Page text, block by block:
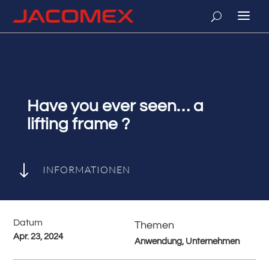
Have you ever seen… a
lifting frame ?
" INFORMATIONEN
Datum
Apr. 23, 2024
Themen
Anwendung, Unternehmen